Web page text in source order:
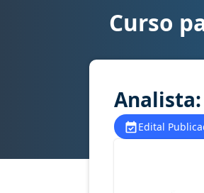
Curso para concurso
Curso
Edital